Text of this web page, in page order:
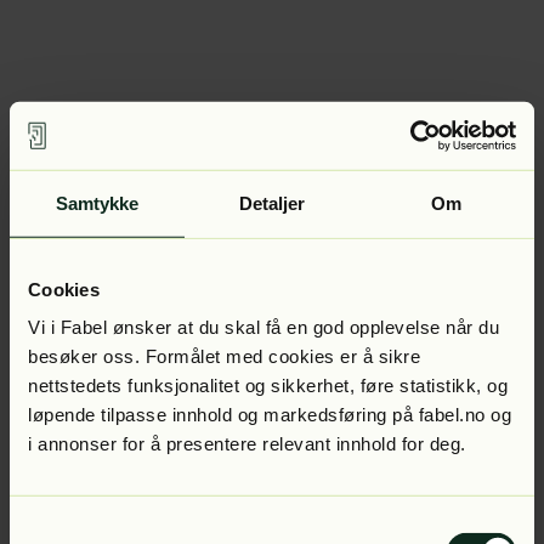
Samtykke Detaljer Om
Cookies
Vi i Fabel ønsker at du skal få en god opplevelse når du
besøker oss. Formålet med cookies er å sikre
nettstedets funksjonalitet og sikkerhet, føre statistikk, og
løpende tilpasse innhold og markedsføring på fabel.no og
i annonser for å presentere relevant innhold for deg.